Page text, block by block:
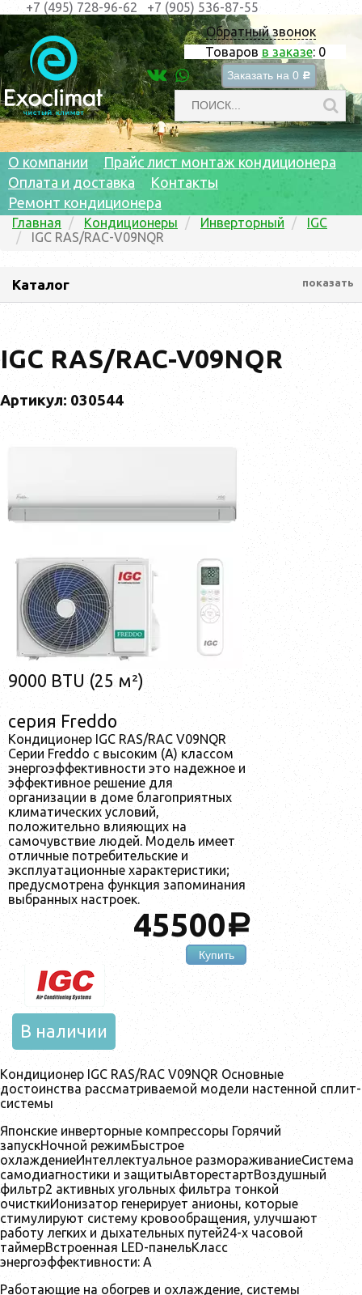
Обратный звонок
Товаров в заказе: 0
Заказать на 0 c
+7 (495) 728-96-62 +7 (905) 536-87-55
О компании
Прайс лист монтаж кондиционера
Оплата и доставка
Контакты
Ремонт кондиционера
Главная Кондиционеры Инверторный
IGC
IGC RAS/RAC-V09NQR
Каталог показать
IGC RAS/RAC-V09NQR
Артикул: 030544
9000 BTU (25 м²)
серия Freddo
Кондиционер IGC RAS/RAC V09NQR
Серии Freddo с высоким (A) классом
энергоэффективности это надежное и
эффективное решение для
организации в доме благоприятных
климатических условий,
положительно влияющих на
самочувствие людей. Модель имеет
отличные потребительские и
эксплуатационные характеристики;
предусмотрена функция запоминания
выбранных настроек.
45500a
Купить
В наличии
Кондиционер IGC RAS/RAC V09NQR Основные
достоинства рассматриваемой модели настенной сплит-
системы
Японские инверторные компрессоры Горячий
запускНочной режимБыстрое
охлаждениеИнтеллектуальное размораживаниеСистема
самодиагностики и защитыАвторестартВоздушный
фильтр2 активных угольных фильтра тонкой
очисткиИонизатор генерирует анионы, которые
стимулируют систему кровообращения, улучшают
работу легких и дыхательных путей24-х часовой
таймерВстроенная LED-панельКласс
энергоэффективности: А
Работающие на обогрев и охлаждение, системы